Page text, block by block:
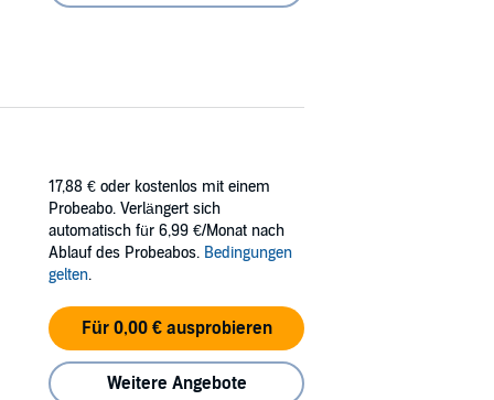
17,88 € oder kostenlos mit einem
Probeabo. Verlängert sich
automatisch für 6,99 €/Monat nach
Ablauf des Probeabos. Bedingungen
gelten.
Für 0,00 € ausprobieren
Weitere Angebote